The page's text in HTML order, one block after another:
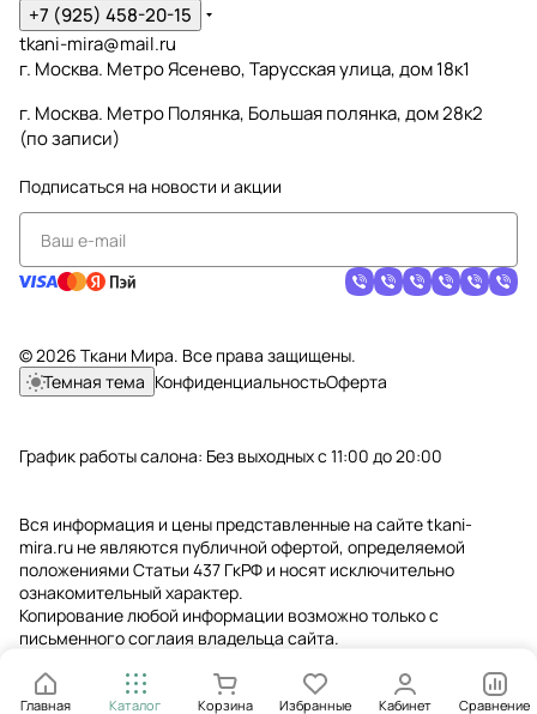
Главная Каталог Корзина Избранные Кабинет Сравнение
+7 (925) 458-20-15
tkani-mira@mail.ru
г. Москва. Метро Ясенево, Тарусская улица, дом 18к1
г. Москва. Метро Полянка, Большая полянка, дом 28к2
(по записи)
Подписаться на новости и акции
© 2026 Ткани Мира. Все права защищены.
Темная тема КонфиденциальностьОферта
График работы салона: Без выходных с 11:00 до 20:00
Вся информация и цены представленные на сайте tkani-
mira.ru не являются публичной офертой, определяемой
положениями Статьи 437 ГкРФ и носят исключительно
ознакомительный характер.
Копирование любой информации возможно только с
письменного соглаия владельца сайта.